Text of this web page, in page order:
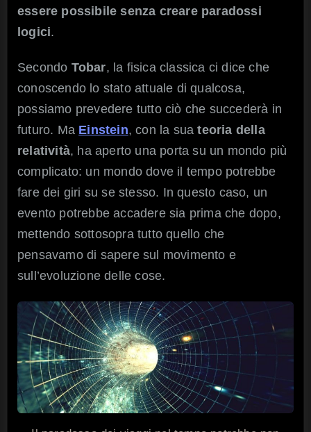
essere possibile senza creare paradossi
logici.
Secondo Tobar, la fisica classica ci dice che
conoscendo lo stato attuale di qualcosa,
possiamo prevedere tutto ciò che succederà in
futuro. Ma Einstein, con la sua teoria della
relatività, ha aperto una porta su un mondo più
complicato: un mondo dove il tempo potrebbe
fare dei giri su se stesso. In questo caso, un
evento potrebbe accadere sia prima che dopo,
mettendo sottosopra tutto quello che
pensavamo di sapere sul movimento e
sull’evoluzione delle cose.